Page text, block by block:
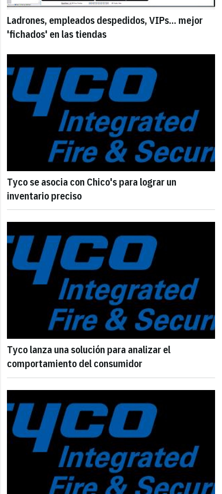
Ladrones, empleados despedidos, VIPs... mejor
'fichados' en las tiendas
Tyco se asocia con Chico's para lograr un
inventario preciso
Tyco lanza una solución para analizar el
comportamiento del consumidor